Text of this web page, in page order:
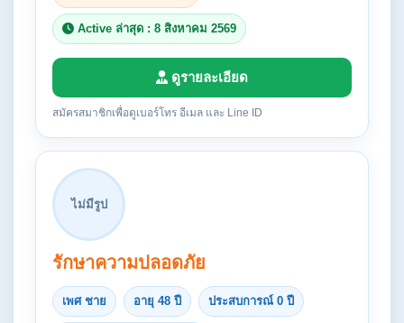
Active ล่าสุด : 8 สิงหาคม 2569
ดูรายละเอียด
สมัครสมาชิกเพื่อดูเบอร์โทร อีเมล และ Line ID
ไม่มีรูป
รักษาความปลอดภัย
เพศ ชาย อายุ 48 ปี ประสบการณ์ 0 ปี